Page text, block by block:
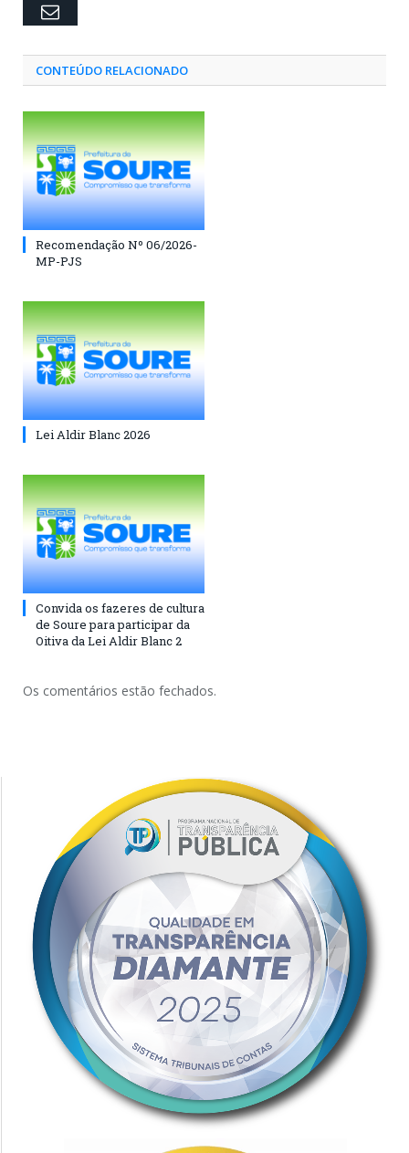
Email
CONTEÚDO RELACIONADO
Recomendação Nº 06/2026-
MP-PJS
Lei Aldir Blanc 2026
Convida os fazeres de cultura
de Soure para participar da
Oitiva da Lei Aldir Blanc 2
Os comentários estão fechados.